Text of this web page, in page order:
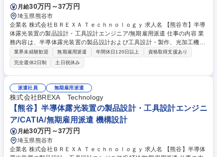
月給30万円～37万円
埼玉県熊谷市
企業名 株式会社ＢＲＥＸＡ Ｔｅｃｈｎｏｌｏｇｙ 求人名 【熊谷市】半導
体露光装置の製品設計・工具設計エンジニア/無期雇用派遣 仕事の内容 業
務内容は、半導体露光装置の製品設計および工具設計・製作、光加工機関
連の試作開発評価をCATIAを用いて担当していただきます。 ■半導体露光
装置の各種部品・ユニットの製品設計 ■専用工具や治具の設計・製作、改
良検討 ■光加工機関連の試作開発および性能評価 ■CATIAを用いた3Dモデ
リング、図面作成 ■試作時の組立サポートおよび検証結果の反映 ■設計レ
ビューや品質改善活動への参画 募集職種 【熊谷市】半導体露光装置の製
品設計・工具設計エンジニア/無期雇用派遣
業界未経験歓迎 無期雇用派遣 年間休日120日以上
資格取得支援あり
完全週休2日制
土日祝休み
派遣社員 無期雇用派遣
株式会社BREXA Technology
【熊谷】半導体露光装置の製品設計・工具設計エンジニ
ア/CATIA/無期雇用派遣 機構設計
月給30万円～37万円
埼玉県熊谷市
企業名 株式会社ＢＲＥＸＡ Ｔｅｃｈｎｏｌｏｇｙ 求人名 【熊谷】半導体